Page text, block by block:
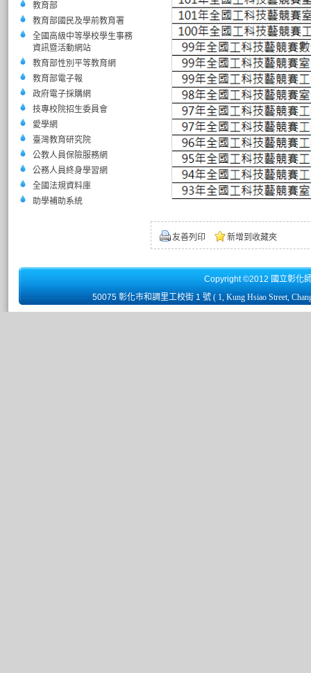
教育部
教育部國民及學前教育署
全國高級中等學校學生事務
資訊暨活動網站
教育部性別平等教育網
教育部電子報
政府電子採購網
技專校院招生委員會
愛學網
臺灣教育研究院
公教人員保險服務網
公務人員終身學習網
全國法規資料庫
助學補助系統
友善列印 新增到收藏夾
Copyright ©2012 國立彰化
50075 彰化市和調里工校街 1 號 ( 1, Kung Hsiao Street,